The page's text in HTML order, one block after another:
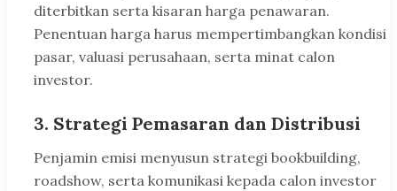
diterbitkan serta kisaran harga penawaran.
Penentuan harga harus mempertimbangkan kondisi
pasar, valuasi perusahaan, serta minat calon
investor.
3. Strategi Pemasaran dan Distribusi
Penjamin emisi menyusun strategi bookbuilding,
roadshow, serta komunikasi kepada calon investor